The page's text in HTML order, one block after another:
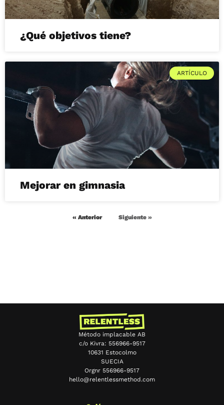
¿Qué objetivos tiene?
ARTÍCULO
Mejorar en gimnasia
« Anterior Siguiente »
Método implacable AB
c/o Kivra: 556966-9517
10631 Estocolmo
SUECIA
Orgnr 556966-9517
hello@relentlessmethod.com